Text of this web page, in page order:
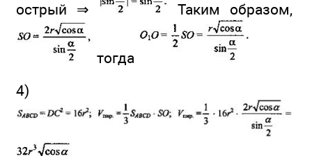
острый ⇒
Таким образом,
тогда
4)